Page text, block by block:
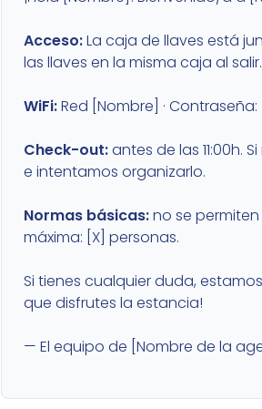
Acceso:La caja de llaves está
las llaves en la misma caja al salir.
WiFi:Red [Nombre] · Contraseña:
Check-out:antes de las 11:00h.
e intentamos organizarlo.
Normas básicas:no se
máxima: [X] personas.
Si tienes cualquier duda,
que disfrutes la estancia!
— El equipo de [Nombre de la